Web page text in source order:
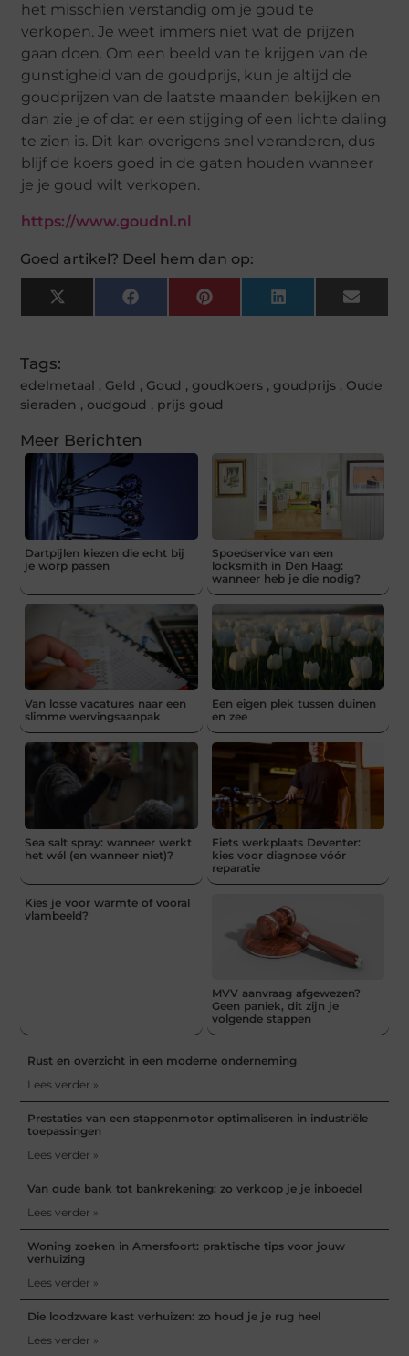
het misschien verstandig om je goud te
verkopen. Je weet immers niet wat de prijzen
gaan doen. Om een beeld van te krijgen van de
gunstigheid van de goudprijs, kun je altijd de
goudprijzen van de laatste maanden bekijken en
dan zie je of dat er een stijging of een lichte daling
te zien is. Dit kan overigens snel veranderen, dus
blijf de koers goed in de gaten houden wanneer
je je goud wilt verkopen.
https://www.goudnl.nl
Goed artikel? Deel hem dan op:
X
(Twitter)
FacebookPinterestLinkedInEmail
Tags:
edelmetaal , Geld , Goud , goudkoers , goudprijs , Oude
sieraden , oudgoud , prijs goud
Meer Berichten
Dartpijlen kiezen die echt bij
je worp passen
Spoedservice van een
locksmith in Den Haag:
wanneer heb je die nodig?
Van losse vacatures naar een
slimme wervingsaanpak
Een eigen plek tussen duinen
en zee
Sea salt spray: wanneer werkt
het wél (en wanneer niet)?
Fiets werkplaats Deventer:
kies voor diagnose vóór
reparatie
Kies je voor warmte of vooral
vlambeeld?
MVV aanvraag afgewezen?
Geen paniek, dit zijn je
volgende stappen
Rust en overzicht in een moderne onderneming
Lees verder »
Prestaties van een stappenmotor optimaliseren in industriële
toepassingen
Lees verder »
Van oude bank tot bankrekening: zo verkoop je je inboedel
Lees verder »
Woning zoeken in Amersfoort: praktische tips voor jouw
verhuizing
Lees verder »
Die loodzware kast verhuizen: zo houd je je rug heel
Lees verder »